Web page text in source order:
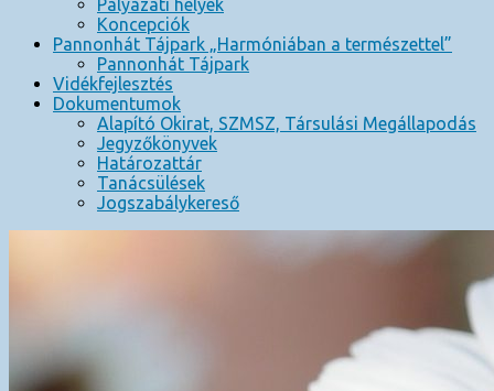
Pályázati helyek
Koncepciók
Pannonhát Tájpark „Harmóniában a természettel”
Pannonhát Tájpark
Vidékfejlesztés
Dokumentumok
Alapító Okirat, SZMSZ, Társulási Megállapodás
Jegyzőkönyvek
Határozattár
Tanácsülések
Jogszabálykereső